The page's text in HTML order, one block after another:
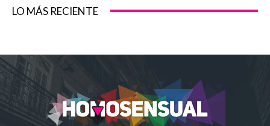
LO MÁS RECIENTE